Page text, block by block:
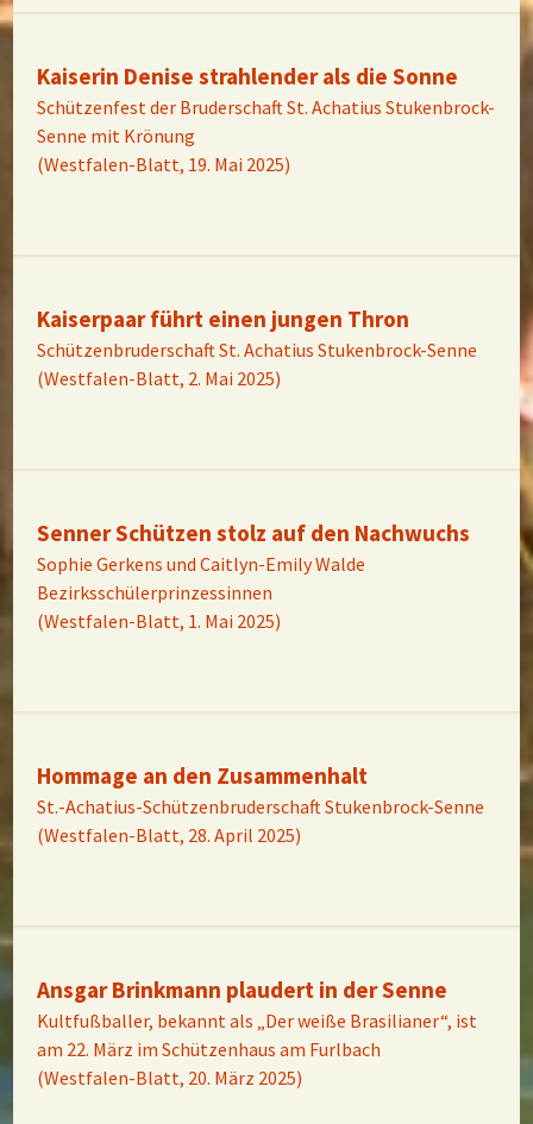
Kaiserin Denise strahlender als die Sonne
Schützenfest der Bruderschaft St. Achatius Stukenbrock-
Senne mit Krönung
(Westfalen-Blatt, 19. Mai 2025)
Kaiserpaar führt einen jungen Thron
Schützenbruderschaft St. Achatius Stukenbrock-Senne
(Westfalen-Blatt, 2. Mai 2025)
Senner Schützen stolz auf den Nachwuchs
Sophie Gerkens und Caitlyn-Emily Walde
Bezirksschülerprinzessinnen
(Westfalen-Blatt, 1. Mai 2025)
Hommage an den Zusammenhalt
St.-Achatius-Schützenbruderschaft Stukenbrock-Senne
(Westfalen-Blatt, 28. April 2025)
Ansgar Brinkmann plaudert in der Senne
Kultfußballer, bekannt als „Der weiße Brasilianer“, ist
am 22. März im Schützenhaus am Furlbach
(Westfalen-Blatt, 20. März 2025)